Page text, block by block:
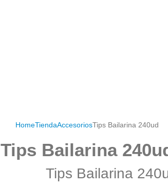
HomeTiendaAccesoriosTips Bailarina 240ud
Tips Bailarina
Tips Bailarina